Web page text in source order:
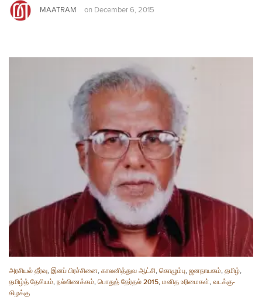
MAATRAM on December 6, 2015
அரசியல் தீர்வு, இனப் பிரச்சினை, காலனித்துவ ஆட்சி, கொழும்பு, ஜனநாயகம், தமிழ்,
தமிழ்த் தேசியம், நல்லிணக்கம், பொதுத் தேர்தல் 2015, மனித உரிமைகள், வடக்கு-
கிழக்கு